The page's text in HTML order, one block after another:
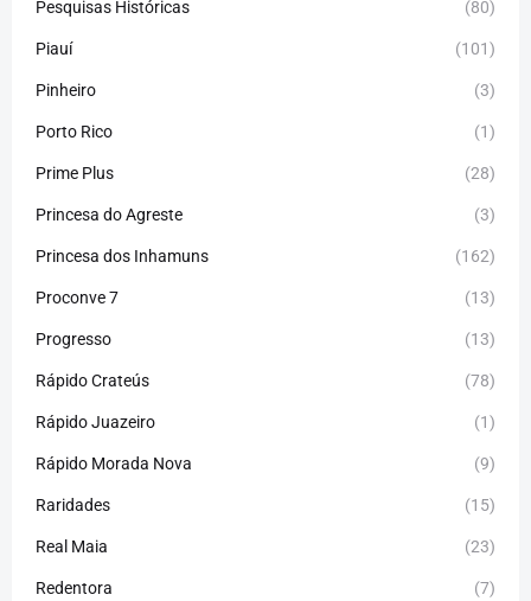
Pesquisas Históricas (80)
Piauí (101)
Pinheiro (3)
Porto Rico (1)
Prime Plus (28)
Princesa do Agreste (3)
Princesa dos Inhamuns (162)
Proconve 7 (13)
Progresso (13)
Rápido Crateús (78)
Rápido Juazeiro (1)
Rápido Morada Nova (9)
Raridades (15)
Real Maia (23)
Redentora (7)